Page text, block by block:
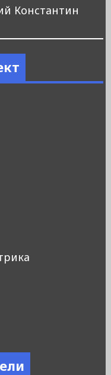
Константин